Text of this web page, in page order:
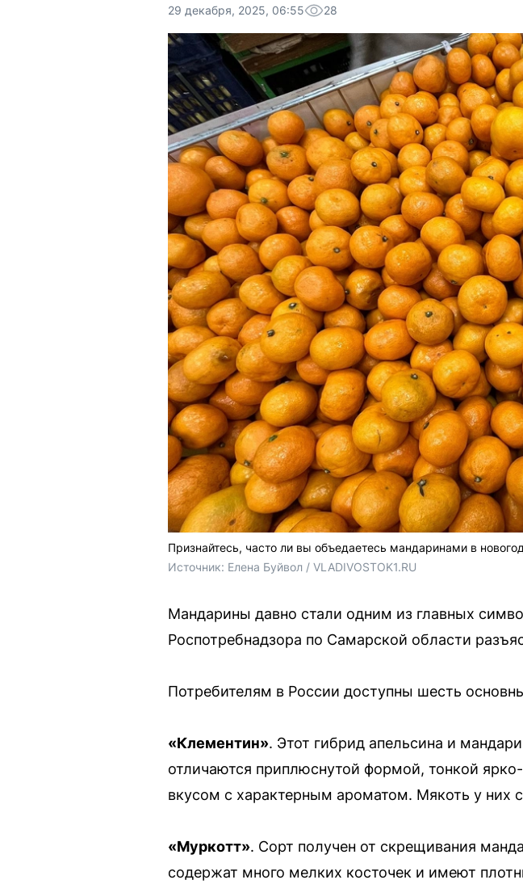
29 декабря, 2025, 06:55 28
Признайтесь, часто ли вы объедаетесь мандаринами в
Источник: Елена Буйвол / VLADIVOSTOK1.RU
Мандарины давно стали одним из главных
Роспотребнадзора по Самарской области
Потребителям в России доступны шесть
«Клементин». Этот гибрид апельсина и
отличаются приплюснутой формой, тонкой
вкусом с характерным ароматом. Мякоть у них
«Муркотт». Сорт получен от скрещивания
содержат много мелких косточек и имеют